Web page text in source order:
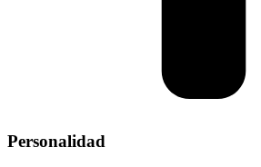
Personalidad